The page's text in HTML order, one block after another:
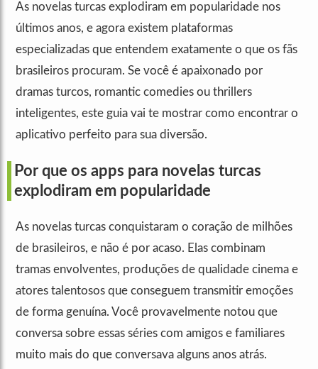
As novelas turcas explodiram em popularidade nos
últimos anos, e agora existem plataformas
especializadas que entendem exatamente o que os fãs
brasileiros procuram. Se você é apaixonado por
dramas turcos, romantic comedies ou thrillers
inteligentes, este guia vai te mostrar como encontrar o
aplicativo perfeito para sua diversão.
Por que os apps para novelas turcas
explodiram em popularidade
As novelas turcas conquistaram o coração de milhões
de brasileiros, e não é por acaso. Elas combinam
tramas envolventes, produções de qualidade cinema e
atores talentosos que conseguem transmitir emoções
de forma genuína. Você provavelmente notou que
conversa sobre essas séries com amigos e familiares
muito mais do que conversava alguns anos atrás.